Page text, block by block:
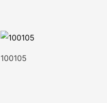
100105